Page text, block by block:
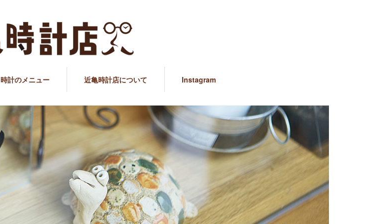
時計のメニュー 近亀時計店について Instagram